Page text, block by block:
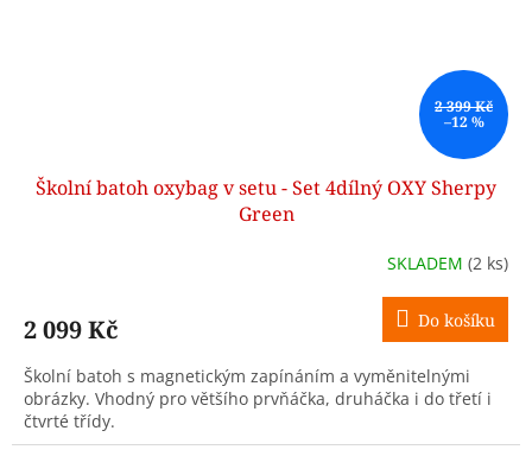
2 399 Kč
–12 %
Školní batoh oxybag v setu - Set 4dílný OXY Sherpy
Green
SKLADEM (2 ks)
2 099 Kč Do košíku
Školní batoh s magnetickým zapínáním a vyměnitelnými
obrázky. Vhodný pro většího prvňáčka, druháčka i do třetí i
čtvrté třídy.